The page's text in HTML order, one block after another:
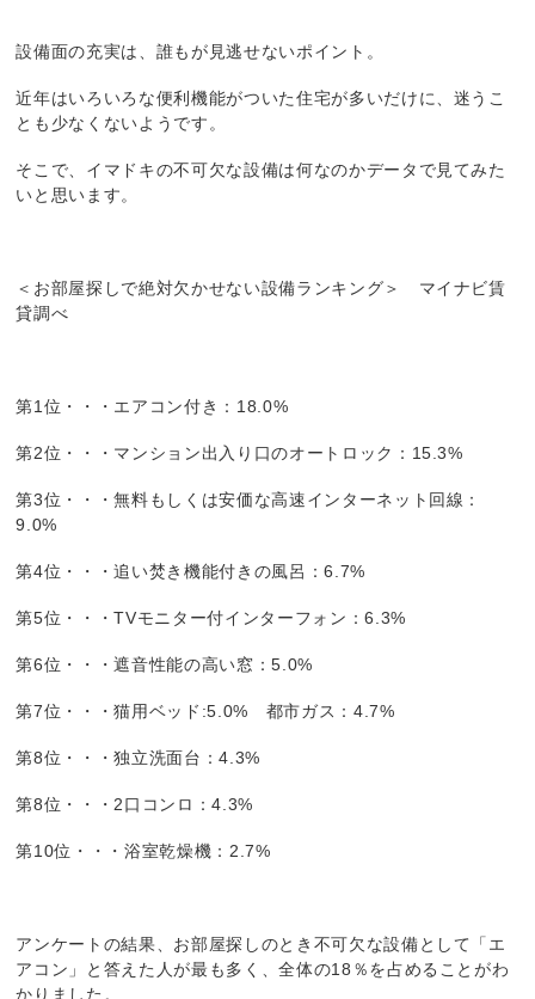
設備面の充実は、誰もが見逃せないポイント。
近年はいろいろな便利機能がついた住宅が多いだけに、迷うこ
とも少なくないようです。
そこで、イマドキの不可欠な設備は何なのかデータで見てみた
いと思います。
＜お部屋探しで絶対欠かせない設備ランキング＞ マイナビ賃
貸調べ
第1位・・・エアコン付き：18.0%
第2位・・・マンション出入り口のオートロック：15.3%
第3位・・・無料もしくは安価な高速インターネット回線：
9.0%
第4位・・・追い焚き機能付きの風呂：6.7%
第5位・・・TVモニター付インターフォン：6.3%
第6位・・・遮音性能の高い窓：5.0%
第7位・・・猫用ベッド:5.0% 都市ガス：4.7%
第8位・・・独立洗面台：4.3%
第8位・・・2口コンロ：4.3%
第10位・・・浴室乾燥機：2.7%
アンケートの結果、お部屋探しのとき不可欠な設備として「エ
アコン」と答えた人が最も多く、全体の18％を占めることがわ
かりました。